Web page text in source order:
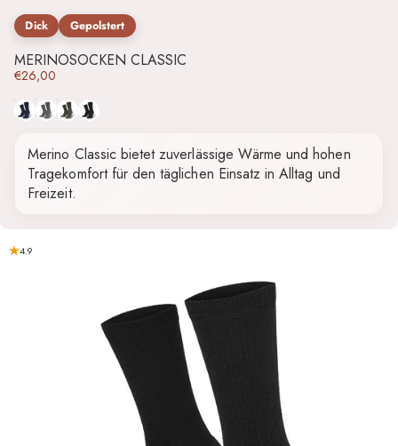
Dick Gepolstert
MERINOSOCKEN CLASSIC
€26,00
BlauGrauGrünSchwarz
Merino Classic bietet zuverlässige Wärme und hohen
Tragekomfort für den täglichen Einsatz in Alltag und
Freizeit.
4.9